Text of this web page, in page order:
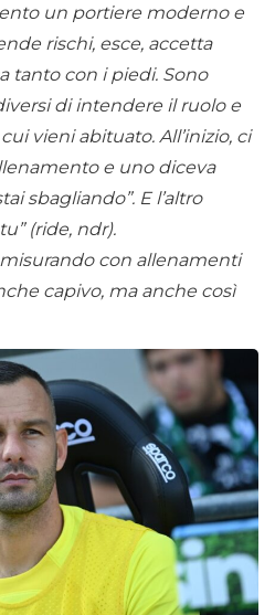
un portiere moderno e
rischi, esce, accetta
tanto con i piedi. Sono
di intendere il ruolo e
vieni abituato. All’inizio, ci
e uno diceva
sbagliando”. E l’altro
(ride, ndr).
con allenamenti
capivo, ma anche così